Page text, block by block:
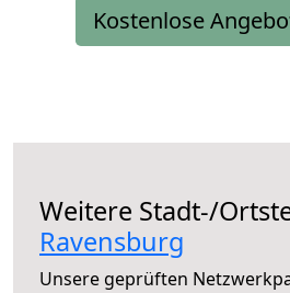
Kostenlose
Weitere Stadt-/
Ravensburg
Unsere geprüften